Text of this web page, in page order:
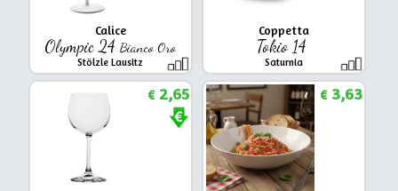
Calice
Olympic 24Bianco Oro
Stölzle Lausitz
Coppetta
Tokio 14
Saturnia
€2,65 €3,63